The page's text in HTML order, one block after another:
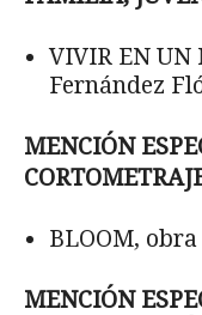
VIVIR EN UN
Fernández
MENCIÓN
BLOOM,
MENCIÓN